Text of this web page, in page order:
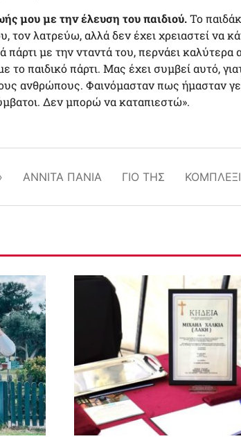
μου με την έλευση του παιδιού.Το
τον λατρεύω, αλλά δεν έχει χρειαστεί να
πάρτι με την νταντά του, περνάει καλύτερα
το παιδικό πάρτι. Μας έχει συμβεί αυτό,
ανθρώπους. Φαινόμασταν πως ήμασταν
Δεν μπορώ να καταπιεστώ».
ΑΝΝΊΤΑ ΠΆΝΙΑ ΓΙΟ ΤΗΣ